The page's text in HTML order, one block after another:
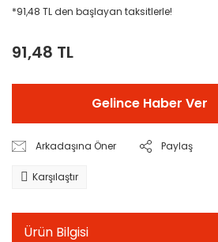
*91,48 TL den başlayan taksitlerle!
91,48 TL
Gelince Haber Ver
Arkadaşına Öner Paylaş
Karşılaştır
Ürün Bilgisi